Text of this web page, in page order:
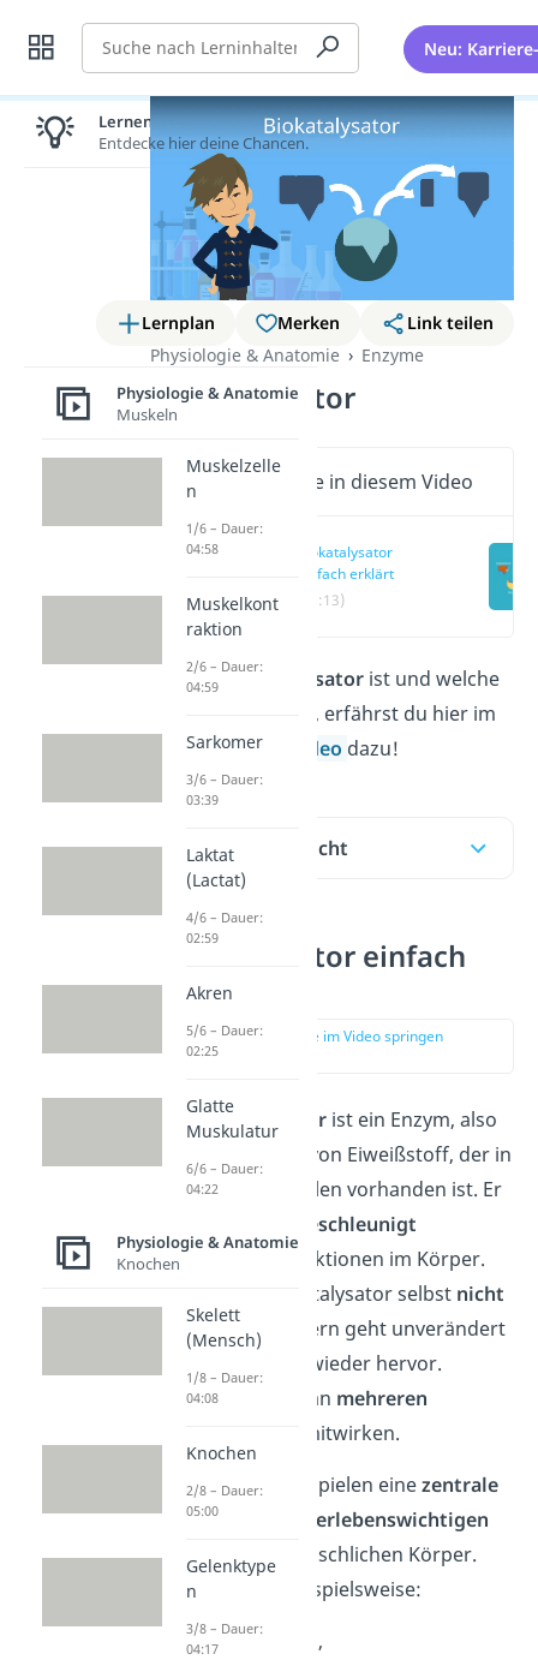
Suche Neu:
Lernplan Merken
Link teilen
Physiologie & Anatomie
Enzyme
Biokatalysator
Wichtige Inhalte in diesem Video
Biokatalysator
einfach erklärt
(00:13)
Was einBiokatalysator ist und welche
Funktion er erfüllt, erfährst du hier im
Beitrag und im
Video dazu!
Inhaltsübersicht
Biokatalysator einfach
erklärt
zur Stelle im Video springen
DerBiokatalysator ist ein Enzym, also
eine spezielle Art von Eiweißstoff, der in
allen lebenden Zellen vorhanden ist. Er
beschleunigt
biochemische Reaktionen im Körper.
Dabei wird der Katalysator selbst nicht
verbraucht , sondern geht unverändert
aus der Reaktion wieder hervor.
Dadurch kann er an mehreren
Reaktionszyklen mitwirken.
Biokatalysatoren
spielen einezentrale
Rollebei vielen
überlebenswichtigen
Prozessen im menschlichen Körper.
Dazu gehören beispielsweise:
die Verdauung,
Lernen lohnt sich!
Entdecke hier deine Chancen.
Physiologie & Anatomie
Muskeln
Muskelzelle
n
1/6 – Dauer:
04:58
Muskelkont
raktion
2/6 – Dauer:
04:59
Sarkomer
3/6 – Dauer:
03:39
Laktat
(Lactat)
4/6 – Dauer:
02:59
Akren
5/6 – Dauer:
02:25
Glatte
Muskulatur
6/6 – Dauer:
04:22
Physiologie & Anatomie
Knochen
Skelett
(Mensch)
1/8 – Dauer:
04:08
Knochen
2/8 – Dauer:
05:00
Gelenktype
n
3/8 – Dauer:
04:17